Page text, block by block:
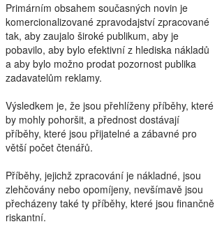
Primárním obsahem současných novin je
komercionalizované zpravodajství zpracované
tak, aby zaujalo široké publikum, aby je
pobavilo, aby bylo efektivní z hlediska nákladů
a aby bylo možno prodat pozornost publika
zadavatelům reklamy.
Výsledkem je, že jsou přehlíženy příběhy, které
by mohly pohoršit, a přednost dostávají
příběhy, které jsou přijatelné a zábavné pro
větší počet čtenářů.
Příběhy, jejichž zpracování je nákladné, jsou
zlehčovány nebo opomíjeny, nevšímavě jsou
přecházeny také ty příběhy, které jsou finančně
riskantní.